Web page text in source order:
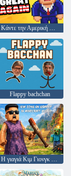
Κάντε την Αμερική Μεγάλη ξανά
Flappy bachchan
Η γιαγιά Κιμ Γιονγκ Ουν στον κόσμο του Minecraft